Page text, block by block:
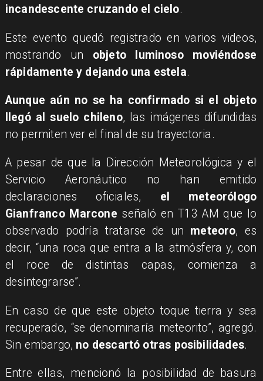
incandescente cruzando el cielo.
Este evento quedó registrado en varios videos,
mostrando un objeto luminoso moviéndose
rápidamente y dejando una estela.
Aunque aún no se ha confirmado si el objeto
llegó al suelo chileno, las imágenes difundidas
no permiten ver el final de su trayectoria.
A pesar de que la Dirección Meteorológica y el
Servicio Aeronáutico no han emitido
declaraciones oficiales, el meteorólogo
Gianfranco Marcone señaló en T13 AM que lo
observado podría tratarse de un meteoro, es
decir, “una roca que entra a la atmósfera y, con
el roce de distintas capas, comienza a
desintegrarse”.
En caso de que este objeto toque tierra y sea
recuperado, “se denominaría meteorito”, agregó.
Sin embargo, no descartó otras posibilidades.
Entre ellas, mencionó la posibilidad de basura